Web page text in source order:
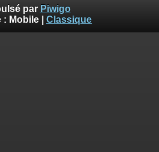
par Piwigo
: Mobile Classique